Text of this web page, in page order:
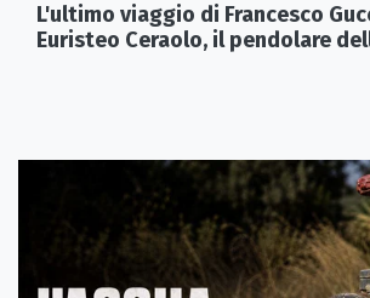
L'ultimo viaggio di Francesco
Euristeo Ceraolo, il pendolare